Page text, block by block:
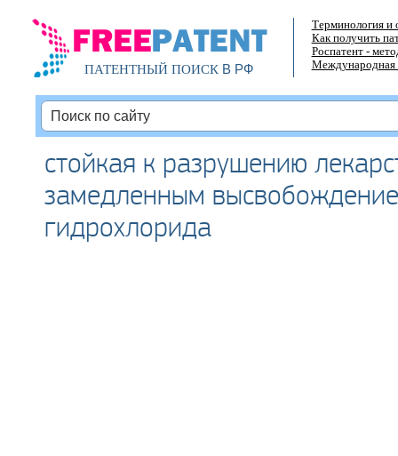
ПАТЕНТНЫЙ ПОИСКВ РФ
Терминология и
Как получить
Роспатент -
Международная
стойкая к разрушению
замедленным
гидрохлорида